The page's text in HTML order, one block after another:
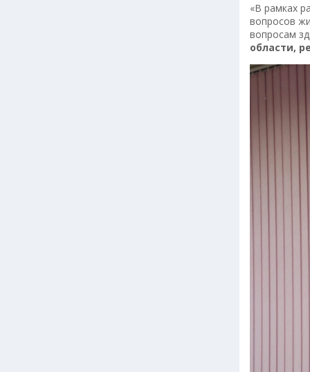
«В рамках
вопросов
вопросам
области,